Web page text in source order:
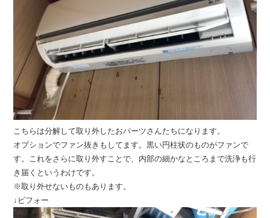
こちらは分解して取り外したおパーツさんたちになります。
オプションでファン抜きもしてます。黒い円柱状のものがファンで
す。これをさらに取り外すことで、内部の細かなところまで洗浄も行
き届くというわけです。
※取り外せないものもあります。
↓ビフォー